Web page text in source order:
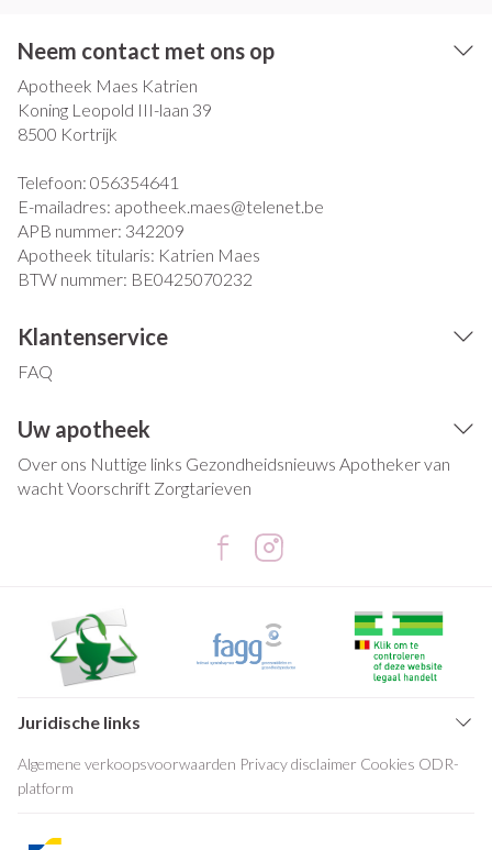
Neem contact met ons op
Apotheek Maes Katrien
Koning Leopold III-laan 39
8500 Kortrijk
Telefoon: 056354641
E-mailadres: apotheek.maes@telenet.be
APB nummer: 342209
Apotheek titularis: Katrien Maes
BTW nummer: BE0425070232
Klantenservice
FAQ
Uw apotheek
Over ons Nuttige links Gezondheidsnieuws Apotheker van
wachtVoorschrift Zorgtarieven
Juridische links
Algemene verkoopsvoorwaarden Privacy disclaimer Cookies ODR-
platform